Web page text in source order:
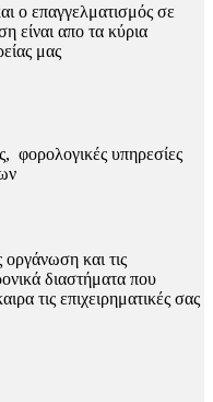
ο επαγγελματισμός σε
είναι απο τα κύρια
μας
φορολογικές υπηρεσίες
οργάνωση και τις
διαστήματα που
τις επιχειρηματικές σας